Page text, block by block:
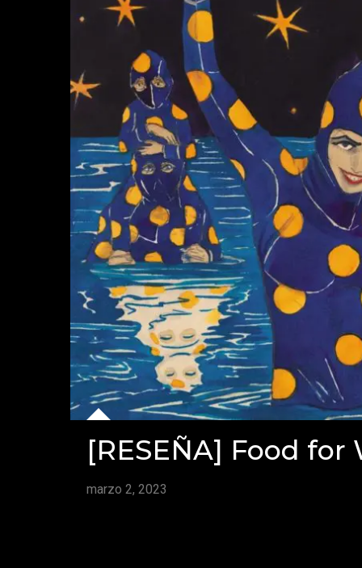
[RESEÑA] Food for
marzo 2, 2023